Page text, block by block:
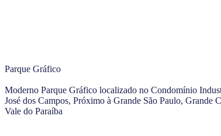
Parque Gráfico
Moderno Parque Gráfico localizado no Condomínio
José dos Campos, Próximo à Grande São Paulo, Grande
Vale do Paraíba